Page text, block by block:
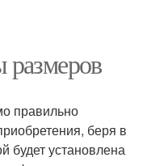
правильно
беря в
будет установлена